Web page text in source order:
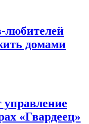
любителей
домами
«Гвардеец»